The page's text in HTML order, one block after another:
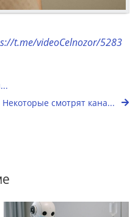
t.me/videoCelnozor/5283
Некоторые смотрят кана...